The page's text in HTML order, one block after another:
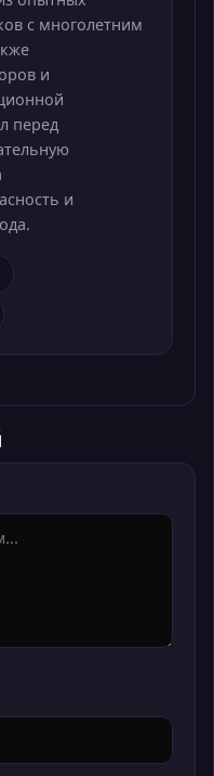
с многолетним
и
перед
и